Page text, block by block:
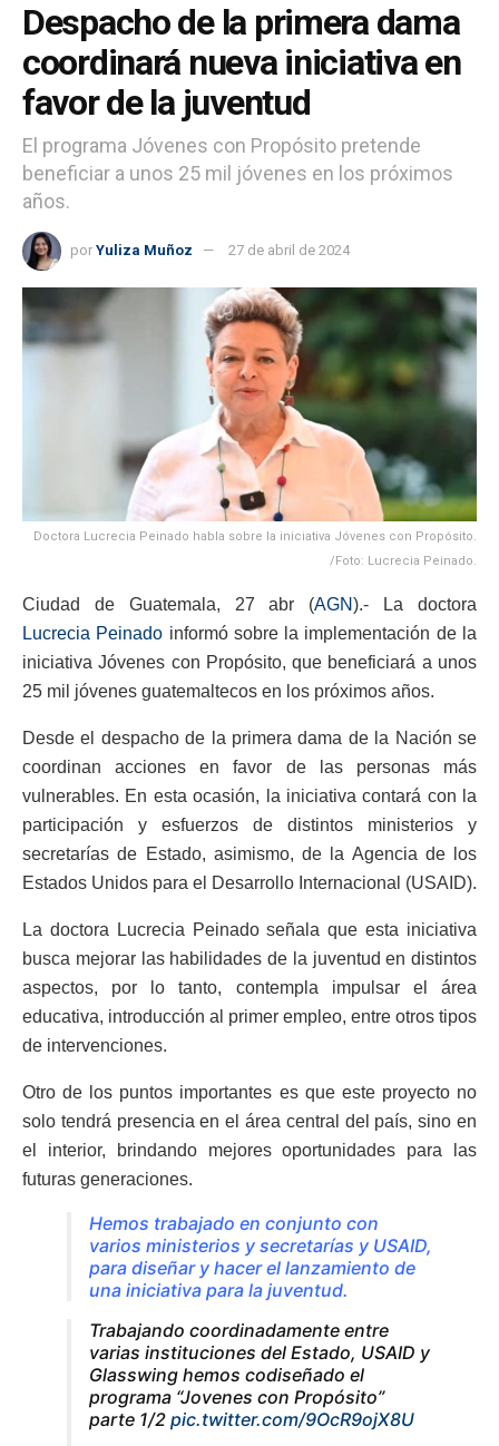
Despacho de la primera dama
coordinará nueva iniciativa en
favor de la juventud
El programa Jóvenes con Propósito pretende
beneficiar a unos 25 mil jóvenes en los próximos
años.
por Yuliza Muñoz 27 de abril de 2024
Doctora Lucrecia Peinado habla sobre la iniciativa Jóvenes con Propósito.
/Foto: Lucrecia Peinado.
Ciudad de Guatemala, 27 abr (AGN).- La doctora
Lucrecia Peinado informó sobre la implementación de la
iniciativa Jóvenes con Propósito, que beneficiará a unos
25 mil jóvenes guatemaltecos en los próximos años.
Desde el despacho de la primera dama de la Nación se
coordinan acciones en favor de las personas más
vulnerables. En esta ocasión, la iniciativa contará con la
participación y esfuerzos de distintos ministerios y
secretarías de Estado, asimismo, de la Agencia de los
Estados Unidos para el Desarrollo Internacional (USAID).
La doctora Lucrecia Peinado señala que esta iniciativa
busca mejorar las habilidades de la juventud en distintos
aspectos, por lo tanto, contempla impulsar el área
educativa, introducción al primer empleo, entre otros tipos
de intervenciones.
Otro de los puntos importantes es que este proyecto no
solo tendrá presencia en el área central del país, sino en
el interior, brindando mejores oportunidades para las
futuras generaciones.
Hemos trabajado en conjunto con
varios ministerios y secretarías y USAID,
para diseñar y hacer el lanzamiento de
una iniciativa para la juventud.
Trabajando coordinadamente entre
varias instituciones del Estado, USAID y
Glasswing hemos codiseñado el
programa “Jovenes con Propósito”
parte 1/2 pic.twitter.com/9OcR9ojX8U